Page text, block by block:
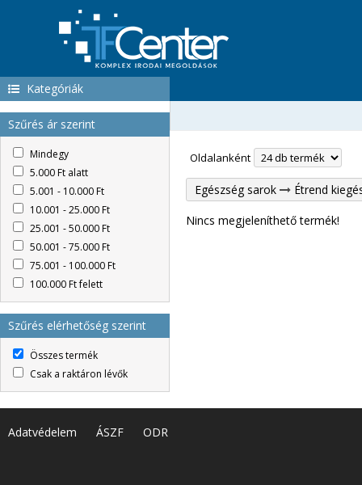
Kategóriák
Szűrés ár szerint
Mindegy
5.000 Ft alatt
5.001 - 10.000 Ft
10.001 - 25.000 Ft
25.001 - 50.000 Ft
50.001 - 75.000 Ft
75.001 - 100.000 Ft
100.000 Ft felett
Szűrés elérhetőség szerint
Összes termék
Csak a raktáron lévők
Oldalanként
Egészség sarok
Étrend
Nincs megjeleníthető termék!
Adatvédelem ÁSZF ODR